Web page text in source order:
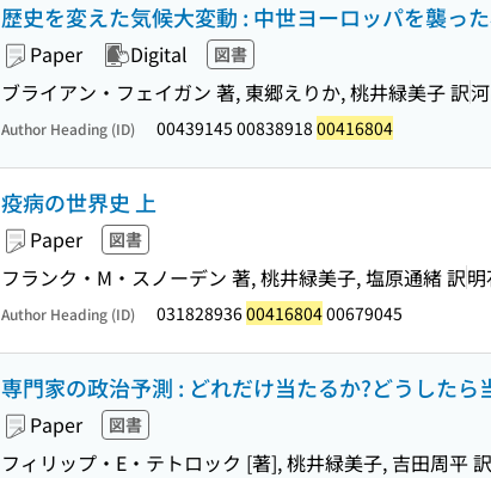
歴史を変えた気候大変動 : 中世ヨーロッパを襲っ
Paper Digital 図書
ブライアン・フェイガン 著, 東郷えりか, 桃井緑美子 訳
Author Heading (ID) 00439145 00838918 00416804
疫病の世界史 上
Paper 図書
フランク・M・スノーデン 著, 桃井緑美子, 塩原通緒 訳
Author Heading (ID) 0318289360041680400679045
専門家の政治予測 : どれだけ当たるか?どうしたら
Paper 図書
フィリップ・E・テトロック [著], 桃井緑美子, 吉田周平 訳